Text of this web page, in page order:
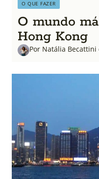
O QUE FAZER
O mundo
Hong Kong
Por Natália Becattini